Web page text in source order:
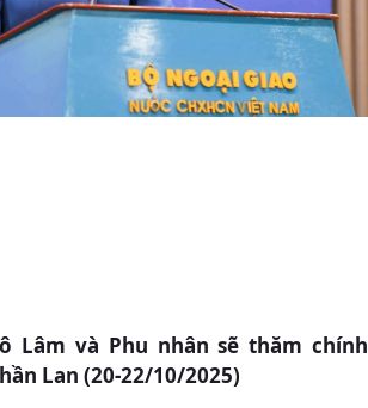
Lâm và Phu nhân sẽ thăm chính
Lan (20-22/10/2025)